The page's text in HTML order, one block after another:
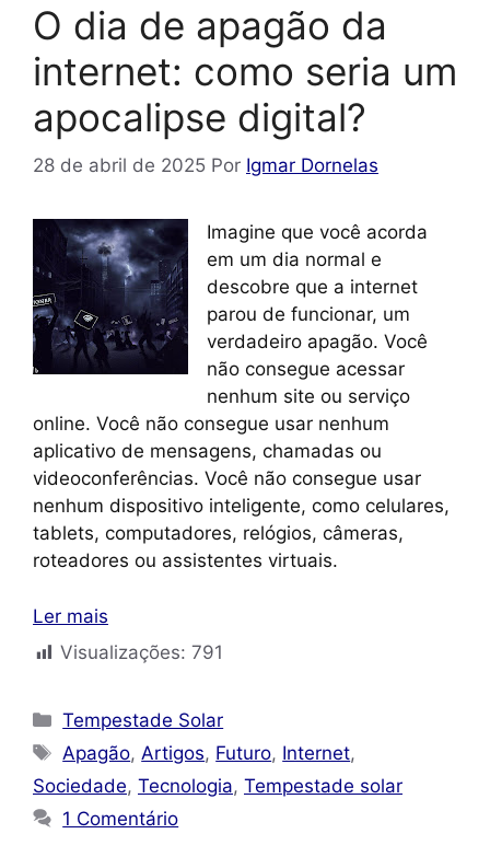
O dia de apagão da
internet: como seria um
apocalipse digital?
28 de abril de 2025 Por Igmar Dornelas
Imagine que você acorda
em um dia normal e
descobre que a internet
parou de funcionar, um
verdadeiro apagão. Você
não consegue acessar
nenhum site ou serviço
online. Você não consegue usar nenhum
aplicativo de mensagens, chamadas ou
videoconferências. Você não consegue usar
nenhum dispositivo inteligente, como celulares,
tablets, computadores, relógios, câmeras,
roteadores ou assistentes virtuais.
Ler mais
Visualizações: 791
Categorias
Tempestade Solar
Tags
Apagão,Artigos, Futuro, Internet,
Sociedade, Tecnologia, Tempestade solar
1 Comentário